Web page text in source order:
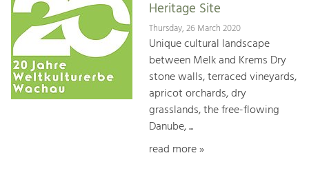
Heritage Site
Thursday, 26 March 2020
Unique cultural landscape
between Melk and Krems Dry
stone walls, terraced vineyards,
apricot orchards, dry
grasslands, the free-flowing
Danube, ...
read more »